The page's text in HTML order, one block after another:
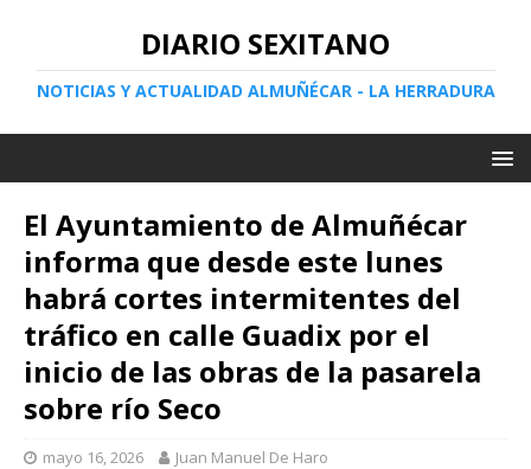
DIARIO SEXITANO
NOTICIAS Y ACTUALIDAD ALMUÑÉCAR - LA HERRADURA
El Ayuntamiento de Almuñécar
informa que desde este lunes
habrá cortes intermitentes del
tráfico en calle Guadix por el
inicio de las obras de la pasarela
sobre río Seco
mayo 16, 2026 Juan Manuel De Haro